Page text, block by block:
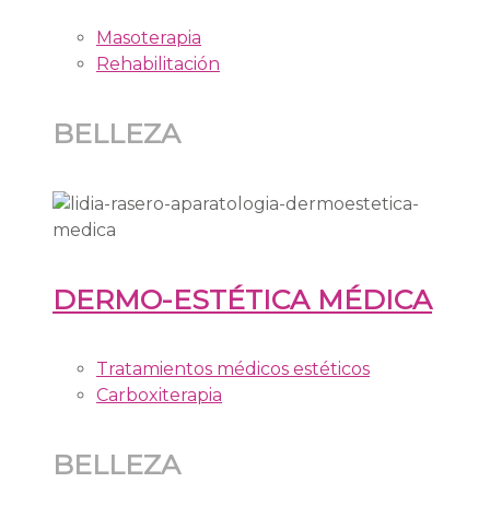
Masoterapia
Rehabilitación
BELLEZA
DERMO-ESTÉTICA MÉDICA
Tratamientos médicos estéticos
Carboxiterapia
BELLEZA